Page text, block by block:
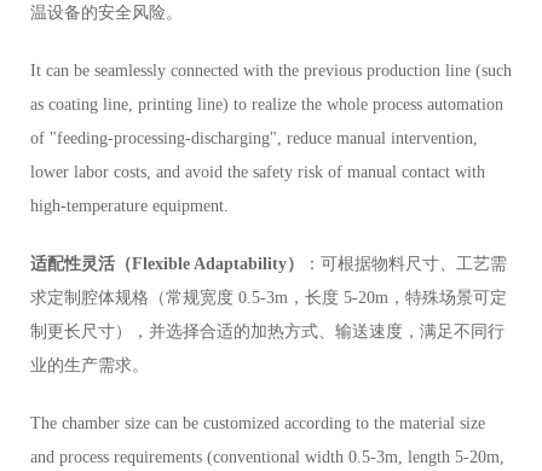
温设备的安全风险。
It can be seamlessly connected with the previous production line (such
as coating line, printing line) to realize the whole process automation
of "feeding-processing-discharging", reduce manual intervention,
lower labor costs, and avoid the safety risk of manual contact with
high-temperature equipment.
适配性灵活（Flexible Adaptability）
：可根据物料尺寸、工艺需
求定制腔体规格（常规宽度 0.5-3m，长度 5-20m，特殊场景可定
制更长尺寸），并选择合适的加热方式、输送速度，满足不同行
业的生产需求。
The chamber size can be customized according to the material size
and process requirements (conventional width 0.5-3m, length 5-20m,